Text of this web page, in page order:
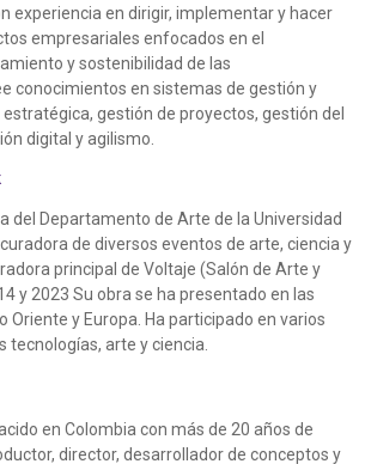
experiencia en dirigir, implementar y hacer
empresariales enfocados en el
y sostenibilidad de las
conocimientos en sistemas de gestión y
gestión de proyectos, gestión del
digital y agilismo.
del Departamento de Arte de la Universidad
de diversos eventos de arte, ciencia y
principal de Voltaje (Salón de Arte y
y 2023 Su obra se ha presentado en las
Oriente y Europa. Ha participado en varios
tecnologías, arte y ciencia.
en Colombia con más de 20 años de
director, desarrollador de conceptos y